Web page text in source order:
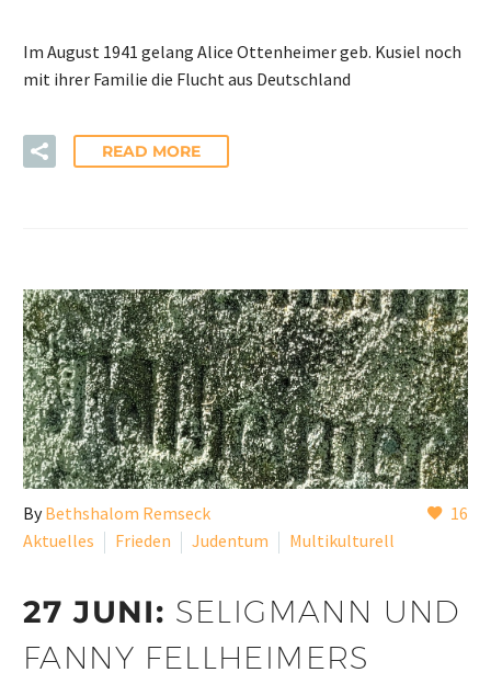
Im August 1941 gelang Alice Ottenheimer geb. Kusiel noch
mit ihrer Familie die Flucht aus Deutschland
READ MORE
16
ByBethshalom Remseck
Aktuelles
Frieden Judentum Multikulturell
27 JUNI: SELIGMANN UND
FANNY FELLHEIMERS